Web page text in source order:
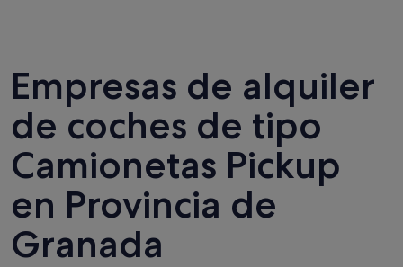
Empresas de alquiler
de coches de tipo
Camionetas Pickup
en Provincia de
Granada